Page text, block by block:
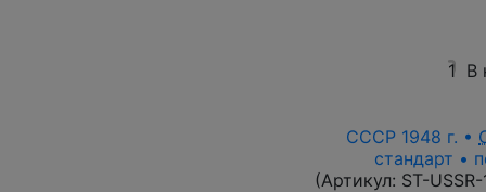
1 В
СССР 1948 г. •
стандарт •
(Артикул: ST-